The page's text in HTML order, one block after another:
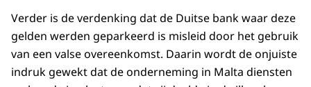
Verder is de verdenking dat de Duitse bank waar deze
gelden werden geparkeerd is misleid door het gebruik
van een valse overeenkomst. Daarin wordt de onjuiste
indruk gewekt dat de onderneming in Malta diensten